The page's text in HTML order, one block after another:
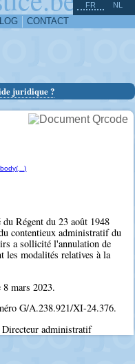
CONTACT
FR NL
juridique ?
Régent du 23 août 1948
contentieux administratif du
a sollicité l'annulation de
les modalités relatives à la
mars 2023.
G/A.238.921/XI-24.376.
administratif
^